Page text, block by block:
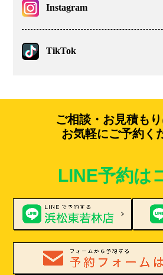
Instagram
TikTok
ご相談・お見積もり
お気軽にご予約く
LINE予約は